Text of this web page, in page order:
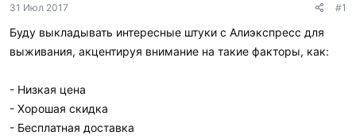
ы
31 Июл 2017 #1
Буду выкладывать интересные штуки с Алиэкспресс для
выживания, акцентируя внимание на такие факторы, как:
- Низкая цена
- Хорошая скидка
- Бесплатная доставка